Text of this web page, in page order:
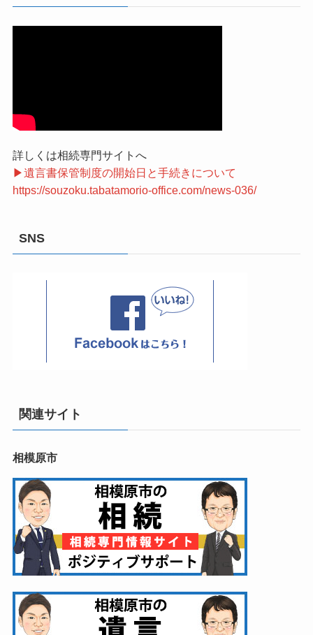
詳しくは相続専門サイトへ
▶遺言書保管制度の開始日と手続きについて
https://souzoku.tabatamorio-office.com/news-036/
SNS
関連サイト
相模原市